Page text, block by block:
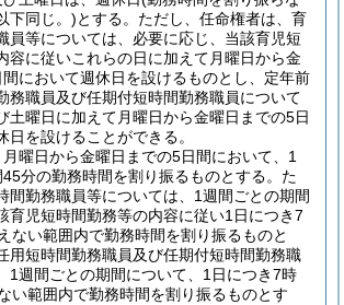
下同じ。)とする。 ただし、任命権者は、育
員等については、必要に応じ、当該育児短
容に従いこれらの日に加えて月曜日から金
において週休日を設けるものとし、定年前
務職員及び任期付短時間勤務職員について
土曜日に加えて月曜日から金曜日までの5日
日を設けることができる。
曜日から金曜日までの5日間において、1
分の勤務時間を割り振るものとする。 た
間勤務職員等については、1週間ごとの期間
育児短時間勤務等の内容に従い1日につき7
ない範囲内で勤務時間を割り振るものと
用短時間勤務職員及び任期付短時間勤務職
1週間ごとの期間について、1日につき7時
い範囲内で勤務時間を割り振るものとす